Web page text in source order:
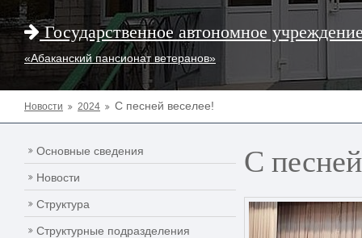
Государственное автономное
«Абаканский пансионат ветеранов»
Новости 2024 С песней веселее!
Основные сведения
Новости
Структура
Структурные подразделения
С